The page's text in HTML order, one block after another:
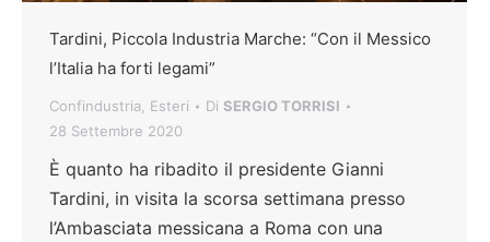
Tardini, Piccola Industria Marche: “Con il Messico
l’Italia ha forti legami”
Confindustria Esteri Di SERGIO TORRISI
28 Settembre 2020
È quanto ha ribadito il presidente Gianni
Tardini, in visita la scorsa settimana presso
l’Ambasciata messicana a Roma con una